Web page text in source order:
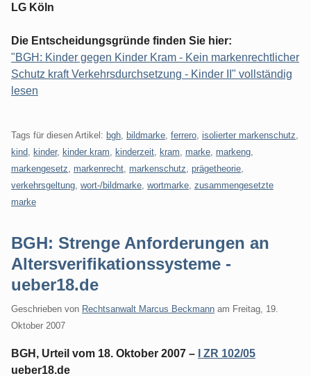
LG Köln
Die Entscheidungsgründe finden Sie hier:
"BGH: Kinder gegen Kinder Kram - Kein markenrechtlicher
Schutz kraft Verkehrsdurchsetzung - Kinder II" vollständig
lesen
Tags für diesen Artikel: bgh bildmarke ferrero isolierter markenschutz
kind
kinder, kinder kram kinderzeit kram marke markeng
markengesetz
markenrecht markenschutz prägetheorie
verkehrsgeltung wort-/bildmarke wortmarke zusammengesetzte
marke
BGH: Strenge Anforderungen an
Altersverifikationssysteme -
ueber18.de
Geschrieben von Rechtsanwalt Marcus Beckmann am Freitag, 19.
Oktober 2007
BGH, Urteil vom 18. Oktober 2007 –
I ZR 102/05
ueber18.de